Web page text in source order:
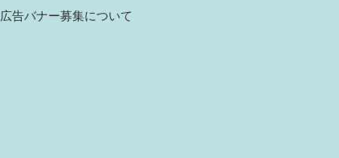
広告バナー募集について